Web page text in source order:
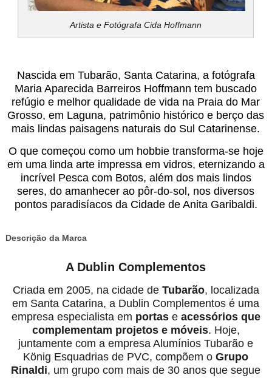
Artista e Fotógrafa Cida Hoffmann
Nascida em Tubarão, Santa Catarina, a fotógrafa
Maria Aparecida Barreiros Hoffmann tem buscado
refúgio e melhor qualidade de vida na Praia do Mar
Grosso, em Laguna, patrimônio histórico e berço das
mais lindas paisagens naturais do Sul Catarinense.
O que começou como um hobbie transforma-se hoje
em uma linda arte impressa em vidros, eternizando a
incrível Pesca com Botos, além dos mais lindos
seres, do amanhecer ao pôr-do-sol, nos diversos
pontos paradisíacos da Cidade de Anita Garibaldi.
Descrição da Marca
A Dublin Complementos
Criada em 2005, na cidade de Tubarão, localizada
em Santa Catarina, a Dublin Complementos é uma
empresa especialista em portase acessórios que
complementam projetos e móveis. Hoje,
juntamente com a empresa Alumínios Tubarão e
König Esquadrias de PVC, compõem oGrupo
Rinaldi, um grupo com mais de 30 anos que segue